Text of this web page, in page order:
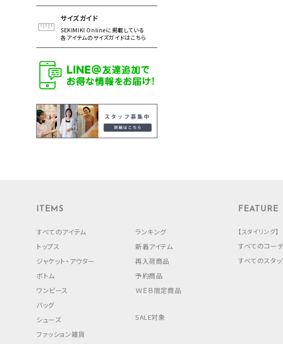
サイズガイド
SEKIMIKI Onlineに掲載している
各アイテムのサイズガイドはこちら
ITEMS
すべてのアイテム
トップス
ジャケット・アウター
ボトム
ワンピース
バッグ
シューズ
ファッション雑貨
ランキング
新着アイテム
再入荷商品
予約商品
ＷＥＢ限定商品
SALE対象
FEATURE
【スタイリング】
すべてのコー
すべてのスタッ